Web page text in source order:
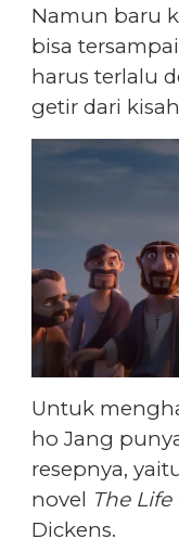
Namun baru
bisa
harus terlalu
getir dari
Untuk
ho Jang
resepnya,
novel The
Dickens.